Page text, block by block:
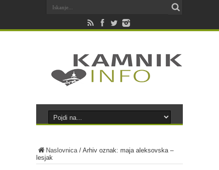
Naslovnica/ Arhiv oznak: maja aleksovska –
lesjak